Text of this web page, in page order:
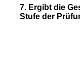
7. Ergibt die
Stufe der